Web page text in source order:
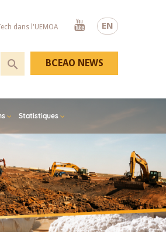
EN
dans l'UEMOA
Youtube
Statistiques
BCEAO NEWS